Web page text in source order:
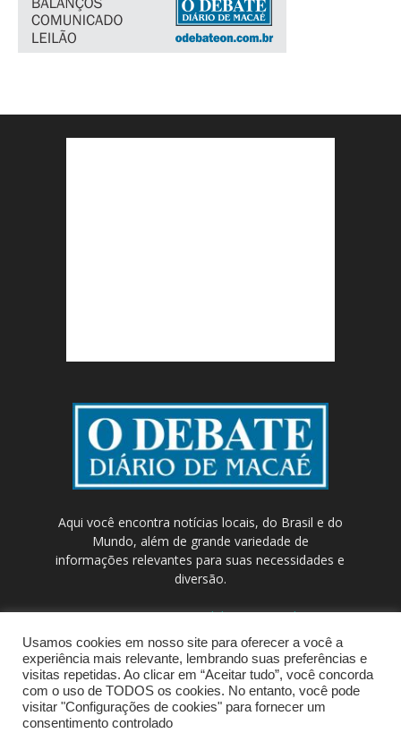
Aqui você encontra notícias locais, do Brasil e do
Mundo, além de grande variedade de
informações relevantes para suas necessidades e
diversão.
Contato:contato@odebateon.com.br /
comercia@odebateon.com.br
Usamos cookies em nosso site para oferecer a você a
experiência mais relevante, lembrando suas preferências e
visitas repetidas. Ao clicar em “Aceitar tudo”, você concorda
com o uso de TODOS os cookies. No entanto, você pode
visitar "Configurações de cookies" para fornecer um
consentimento controlado